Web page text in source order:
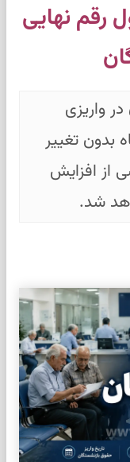
رقم نهایی
واریزی
بدون تغییر
از افزایش
شد.